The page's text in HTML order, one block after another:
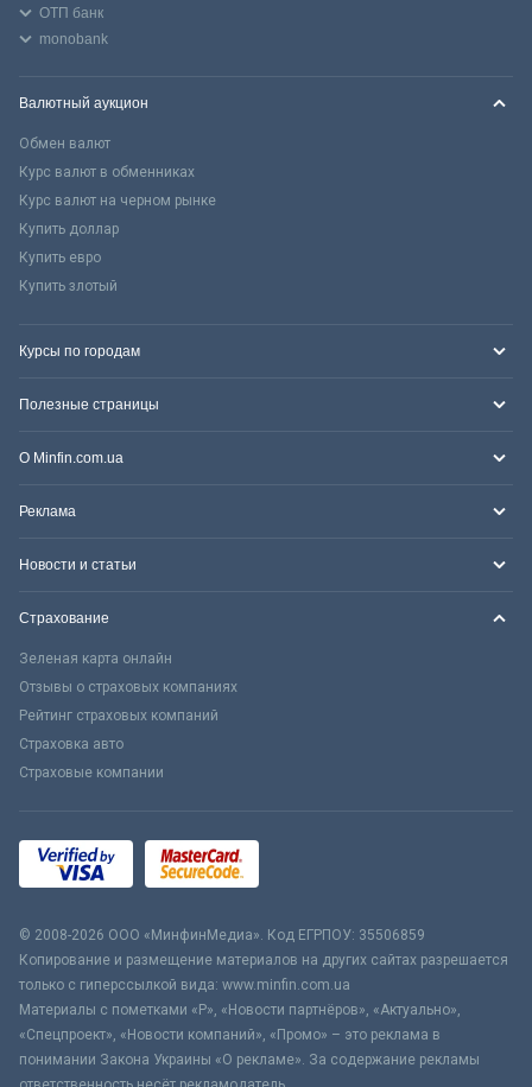
ОТП банк
monobank
Валютный аукцион
Обмен валют
Курс валют в обменниках
Курс валют на черном рынке
Купить доллар
Купить евро
Купить злотый
Курсы по городам
Полезные страницы
О Minfin.com.ua
Реклама
Новости и статьи
Страхование
Зеленая карта онлайн
Отзывы о страховых компаниях
Рейтинг страховых компаний
Страховка авто
Страховые компании
© 2008-2026 ООО «МинфинМедиа». Код ЕГРПОУ: 35506859
Копирование и размещение материалов на других сайтах разрешается
только с гиперссылкой вида: www.minfin.com.ua
Материалы с пометками «Р», «Новости партнёров», «Актуально»,
«Спецпроект», «Новости компаний», «Промо» – это реклама в
понимании Закона Украины «О рекламе». За содержание рекламы